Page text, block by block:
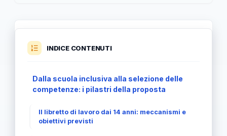
INDICE CONTENUTI
Dalla scuola inclusiva alla selezione delle
competenze: i pilastri della proposta
Il libretto di lavoro dai 14 anni: meccanismi e
obiettivi previsti